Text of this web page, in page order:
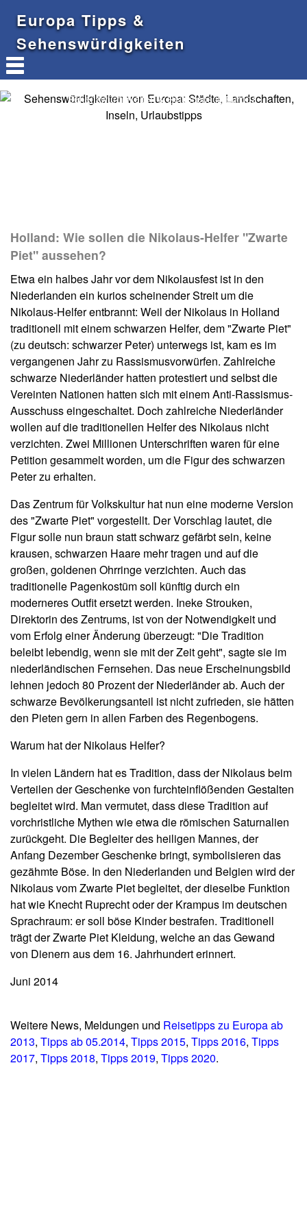
Europa Tipps &
Sehenswürdigkeiten
Sehenswürdigkeiten & Reisetipps in Europa
Holland: Wie sollen die Nikolaus-Helfer "Zwarte
Piet" aussehen?
Etwa ein halbes Jahr vor dem Nikolausfest ist in den
Niederlanden ein kurios scheinender Streit um die
Nikolaus-Helfer entbrannt: Weil der Nikolaus in Holland
traditionell mit einem schwarzen Helfer, dem "Zwarte Piet"
(zu deutsch: schwarzer Peter) unterwegs ist, kam es im
vergangenen Jahr zu Rassismusvorwürfen. Zahlreiche
schwarze Niederländer hatten protestiert und selbst die
Vereinten Nationen hatten sich mit einem Anti-Rassismus-
Ausschuss eingeschaltet. Doch zahlreiche Niederländer
wollen auf die traditionellen Helfer des Nikolaus nicht
verzichten. Zwei Millionen Unterschriften waren für eine
Petition gesammelt worden, um die Figur des schwarzen
Peter zu erhalten.
Das Zentrum für Volkskultur hat nun eine moderne Version
des "Zwarte Piet" vorgestellt. Der Vorschlag lautet, die
Figur solle nun braun statt schwarz gefärbt sein, keine
krausen, schwarzen Haare mehr tragen und auf die
großen, goldenen Ohrringe verzichten. Auch das
traditionelle Pagenkostüm soll künftig durch ein
moderneres Outfit ersetzt werden. Ineke Strouken,
Direktorin des Zentrums, ist von der Notwendigkeit und
vom Erfolg einer Änderung überzeugt: "Die Tradition
beleibt lebendig, wenn sie mit der Zeit geht", sagte sie im
niederländischen Fernsehen. Das neue Erscheinungsbild
lehnen jedoch 80 Prozent der Niederländer ab. Auch der
schwarze Bevölkerungsanteil ist nicht zufrieden, sie hätten
den Pieten gern in allen Farben des Regenbogens.
Warum hat der Nikolaus Helfer?
In vielen Ländern hat es Tradition, dass der Nikolaus beim
Verteilen der Geschenke von furchteinflößenden Gestalten
begleitet wird. Man vermutet, dass diese Tradition auf
vorchristliche Mythen wie etwa die römischen Saturnalien
zurückgeht. Die Begleiter des heiligen Mannes, der
Anfang Dezember Geschenke bringt, symbolisieren das
gezähmte Böse. In den Niederlanden und Belgien wird der
Nikolaus vom Zwarte Piet begleitet, der dieselbe Funktion
hat wie Knecht Ruprecht oder der Krampus im deutschen
Sprachraum: er soll böse Kinder bestrafen. Traditionell
trägt der Zwarte Piet Kleidung, welche an das Gewand
von Dienern aus dem 16. Jahrhundert erinnert.
Juni 2014
Weitere News, Meldungen und Reisetipps zu Europa ab
2013, Tipps ab 05.2014, Tipps 2015, Tipps 2016, Tipps
2017, Tipps 2018, Tipps 2019, Tipps 2020.